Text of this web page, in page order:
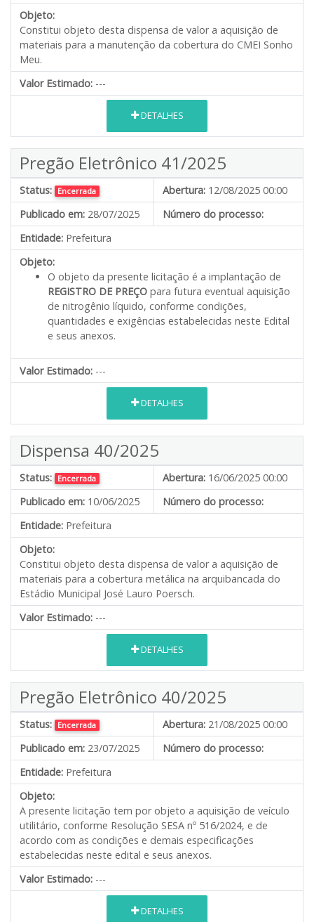
Objeto:
Constitui objeto desta dispensa de valor a aquisição de
materiais para a manutenção da cobertura do CMEI Sonho
Meu.
Valor Estimado: ---
DETALHES
Pregão Eletrônico 41/2025
Status: Encerrada Abertura: 12/08/2025 00:00
Publicado em: 28/07/2025
Número do processo:
Entidade: Prefeitura
Objeto:
O objeto da presente licitação é a implantação de
REGISTRO DE PREÇO para futura eventual aquisição
de nitrogênio líquido, conforme condições,
quantidades e exigências estabelecidas neste Edital
e seus anexos.
Valor Estimado: ---
DETALHES
Dispensa 40/2025
Status: Encerrada Abertura: 16/06/2025 00:00
Publicado em: 10/06/2025
Número do processo:
Entidade: Prefeitura
Objeto:
Constitui objeto desta dispensa de valor a aquisição de
materiais para a cobertura metálica na arquibancada do
Estádio Municipal José Lauro Poersch.
Valor Estimado: ---
DETALHES
Pregão Eletrônico 40/2025
Status: Encerrada Abertura: 21/08/2025 00:00
Publicado em: 23/07/2025
Número do processo:
Entidade: Prefeitura
Objeto:
A presente licitação tem por objeto a aquisição de veículo
utilitário, conforme Resolução SESA nº 516/2024, e de
acordo com as condições e demais especificações
estabelecidas neste edital e seus anexos.
Valor Estimado: ---
DETALHES